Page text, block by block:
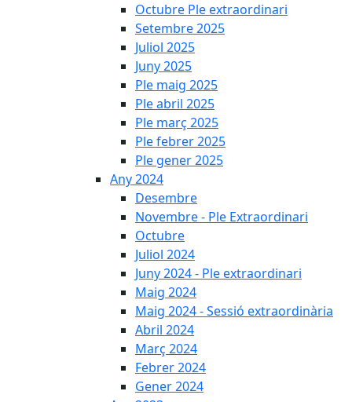
Octubre Ple extraordinari
Setembre 2025
Juliol 2025
Juny 2025
Ple maig 2025
Ple abril 2025
Ple març 2025
Ple febrer 2025
Ple gener 2025
Any 2024
Desembre
Novembre - Ple Extraordinari
Octubre
Juliol 2024
Juny 2024 - Ple extraordinari
Maig 2024
Maig 2024 - Sessió extraordinària
Abril 2024
Març 2024
Febrer 2024
Gener 2024